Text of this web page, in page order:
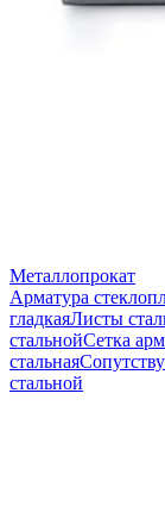
Металлопрокат
Арматура
гладкаяЛисты
стальнойСетка
стальная
стальной